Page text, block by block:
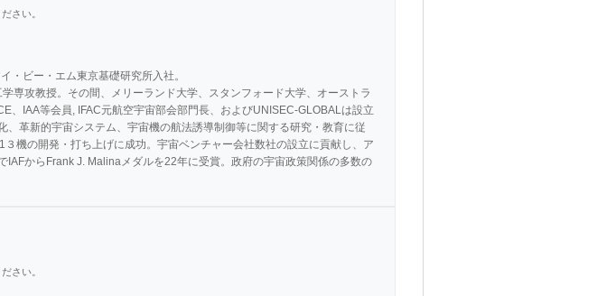
さい。
・ビー・エム東京基礎研究所入社。
専攻教授。その間、メリーランド大学、スタンフォード大学、オーストラ
、IAA等会員, IFAC元航空宇宙部会部門長、およびUNISEC-GLOBALは設立
革新的宇宙システム、宇宙機の航法誘導制御等に関する研究・教育に従
機の開発・打ち上げに成功。宇宙ベンチャー会社数社の設立に貢献し、ア
からFrank J. Malinaメダルを22年に受賞。政府の宇宙政策関係の多数の
さい。